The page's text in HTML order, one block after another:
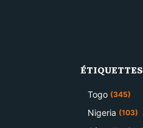
ÉTIQUETTES
Togo (345)
Nigeria (103)